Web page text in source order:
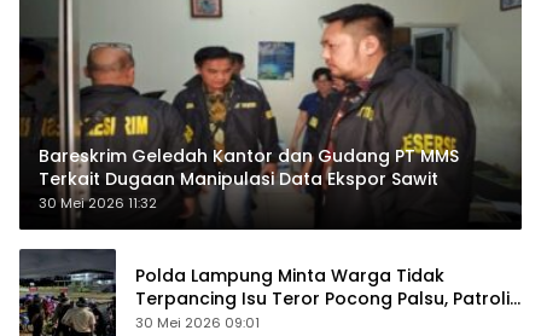
Bareskrim Geledah Kantor dan Gudang PT MMS
Terkait Dugaan Manipulasi Data Ekspor Sawit
30 Mei 2026 11:32
Polda Lampung Minta Warga Tidak
Terpancing Isu Teror Pocong Palsu, Patroli
Keamanan Ditingkatkan
30 Mei 2026 09:01